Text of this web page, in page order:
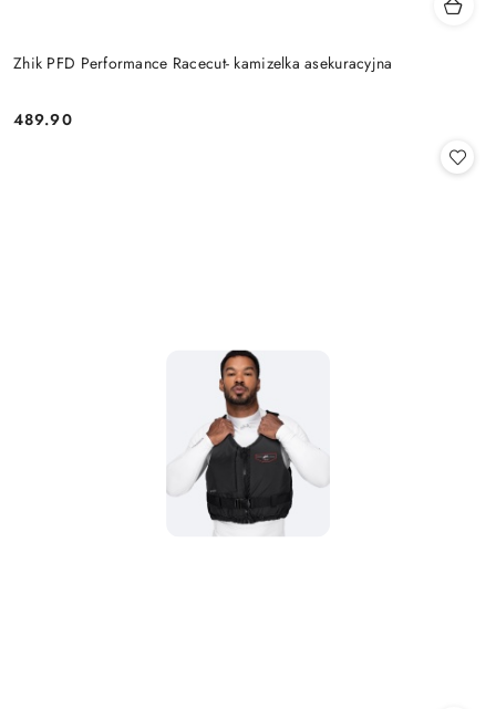
Zhik PFD Performance Racecut- kamizelka asekuracyjna
Cena:
489.90